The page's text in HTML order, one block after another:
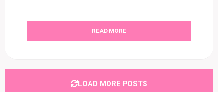
READ MORE
LOAD MORE POSTS